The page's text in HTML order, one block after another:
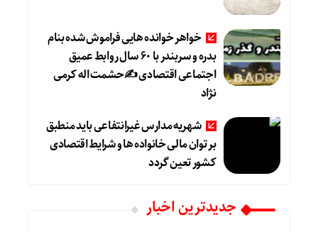
خواهر خوانده هایی فراموش شده بنام
بدره و سربندر با ۶۰ سال روابط عمیق
اجتماعی اقتصادی ✍حشمت اله کرمی
نژاد
شهریه مدارس غیرانتفاعی باید منطبق
بر توان مالی خانواده ها و شرایط اقتصادی
کشور تعین گردد
جديدترين اخبار